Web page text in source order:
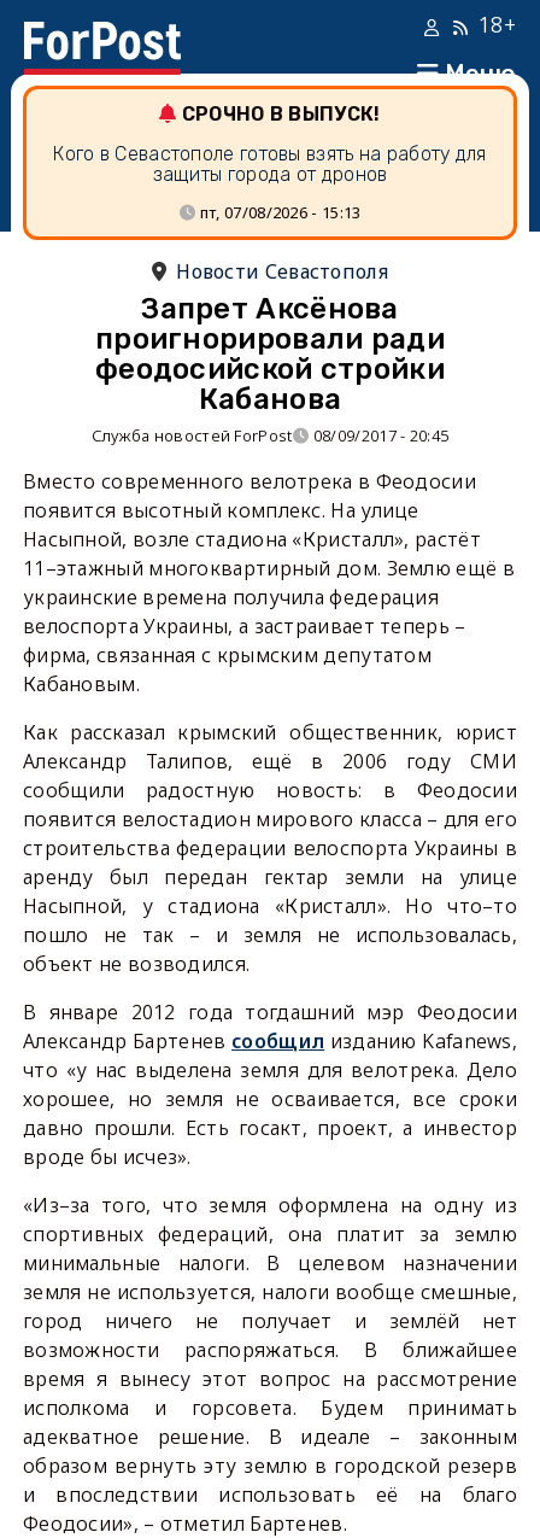
Меню
18+
СРОЧНО В ВЫПУСК!
Кого в Севастополе готовы взять на работу для
защиты города от дронов
пт, 07/08/2026 - 15:13
Новости Севастополя
Запрет Аксёнова
проигнорировали ради
феодосийской стройки
Кабанова
Служба новостей ForPost 08/09/2017 - 20:45
Вместо современного велотрека в Феодосии
появится высотный комплекс. На улице
Насыпной, возле стадиона «Кристалл», растёт
11–этажный многоквартирный дом. Землю ещё в
украинские времена получила федерация
велоспорта Украины, а застраивает теперь –
фирма, связанная с крымским депутатом
Кабановым.
Как рассказал крымский общественник, юрист
Александр Талипов, ещё в 2006 году СМИ
сообщили радостную новость: в Феодосии
появится велостадион мирового класса – для его
строительства федерации велоспорта Украины в
аренду был передан гектар земли на улице
Насыпной, у стадиона «Кристалл». Но что–то
пошло не так – и земля не использовалась,
объект не возводился.
В январе 2012 года тогдашний мэр Феодосии
Александр Бартенев сообщил изданию Kafanews,
что «у нас выделена земля для велотрека. Дело
хорошее, но земля не осваивается, все сроки
давно прошли. Есть госакт, проект, а инвестор
вроде бы исчез».
«Из–за того, что земля оформлена на одну из
спортивных федераций, она платит за землю
минимальные налоги. В целевом назначении
земля не используется, налоги вообще смешные,
город ничего не получает и землёй нет
возможности распоряжаться. В ближайшее
время я вынесу этот вопрос на рассмотрение
исполкома и горсовета. Будем принимать
адекватное решение. В идеале – законным
образом вернуть эту землю в городской резерв
и впоследствии использовать её на благо
Феодосии», – отметил Бартенев.